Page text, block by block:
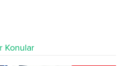
Konular